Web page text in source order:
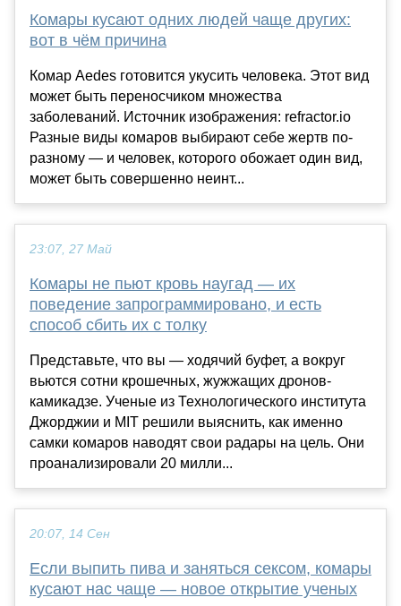
Комары кусают одних людей чаще других:
вот в чём причина
Комар Aedes готовится укусить человека. Этот вид
может быть переносчиком множества
заболеваний. Источник изображения: refractor.io
Разные виды комаров выбирают себе жертв по-
разному — и человек, которого обожает один вид,
может быть совершенно неинт...
23:07, 27 Май
Комары не пьют кровь наугад — их
поведение запрограммировано, и есть
способ сбить их с толку
Представьте, что вы — ходячий буфет, а вокруг
вьются сотни крошечных, жужжащих дронов-
камикадзе. Ученые из Технологического института
Джорджии и MIT решили выяснить, как именно
самки комаров наводят свои радары на цель. Они
проанализировали 20 милли...
20:07, 14 Сен
Если выпить пива и заняться сексом, комары
кусают нас чаще — новое открытие ученых